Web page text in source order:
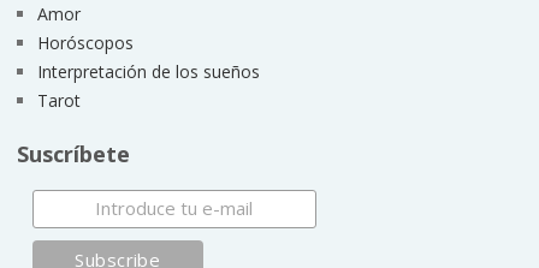
Amor
Horóscopos
Interpretación de los sueños
Tarot
Suscríbete